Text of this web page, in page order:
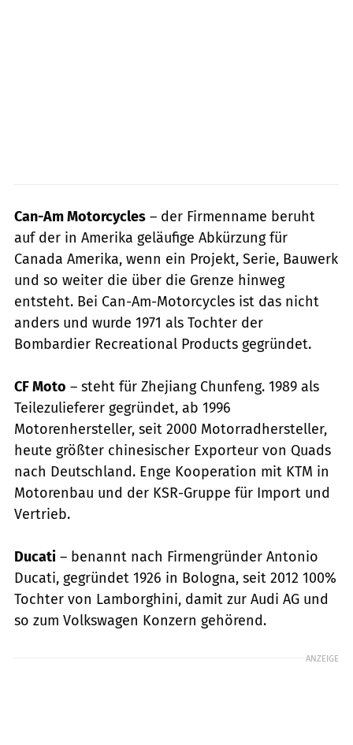
Can-Am Motorcycles – der Firmenname beruht
auf der in Amerika geläufige Abkürzung für
Canada Amerika, wenn ein Projekt, Serie, Bauwerk
und so weiter die über die Grenze hinweg
entsteht. Bei Can-Am-Motorcycles ist das nicht
anders und wurde 1971 als Tochter der
Bombardier Recreational Products gegründet.
CF Moto – steht für Zhejiang Chunfeng. 1989 als
Teilezulieferer gegründet, ab 1996
Motorenhersteller, seit 2000 Motorradhersteller,
heute größter chinesischer Exporteur von Quads
nach Deutschland. Enge Kooperation mit KTM in
Motorenbau und der KSR-Gruppe für Import und
Vertrieb.
Ducati – benannt nach Firmengründer Antonio
Ducati, gegründet 1926 in Bologna, seit 2012 100%
Tochter von Lamborghini, damit zur Audi AG und
so zum Volkswagen Konzern gehörend.
ANZEIGE